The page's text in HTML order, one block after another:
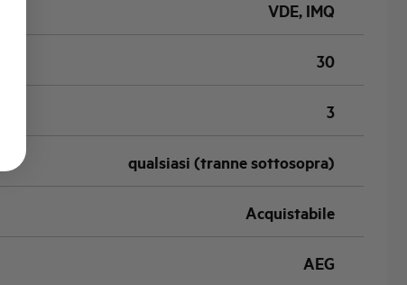
VDE, IMQ
30
3
qualsiasi (tranne sottosopra)
Acquistabile
AEG